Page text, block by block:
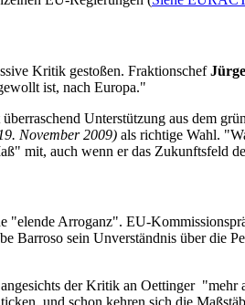
Kritik gestoßen. Fraktionschef
ist, nach Europa."
Unterstützung aus dem
19. November 2009) als richtige Wahl.
mit, auch wenn er das Zukunftsfeld
"elende Arroganz". EU-
Barroso sein Unverständnis über die
der Kritik an Oettinger